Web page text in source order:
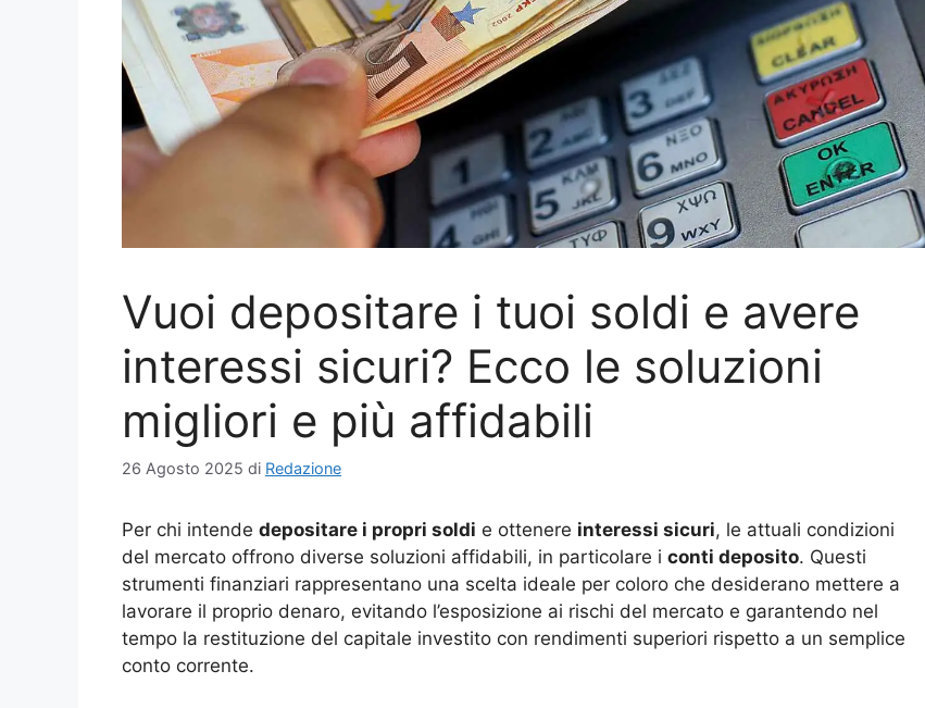
Vuoi depositare i tuoi soldi e avere
interessi sicuri? Ecco le soluzioni
migliori e più affidabili
26 Agosto 2025 di Redazione
Per chi intende depositare i propri soldi e ottenere interessi sicuri, le attuali condizioni
del mercato offrono diverse soluzioni affidabili, in particolare i conti deposito. Questi
strumenti finanziari rappresentano una scelta ideale per coloro che desiderano mettere a
lavorare il proprio denaro, evitando l’esposizione ai rischi del mercato e garantendo nel
tempo la restituzione del capitale investito con rendimenti superiori rispetto a un semplice
conto corrente.